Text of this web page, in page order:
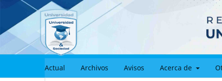
Actual Archivos Avisos Acerca de